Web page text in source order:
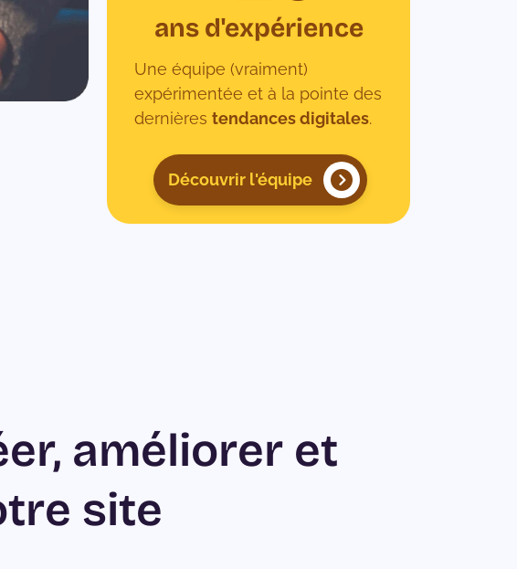
ans d'expérience
Une équipe (vraiment)
expérimentée et à la pointe des
dernièrestendances digitales.
Découvrir l'équipe
améliorer et
site